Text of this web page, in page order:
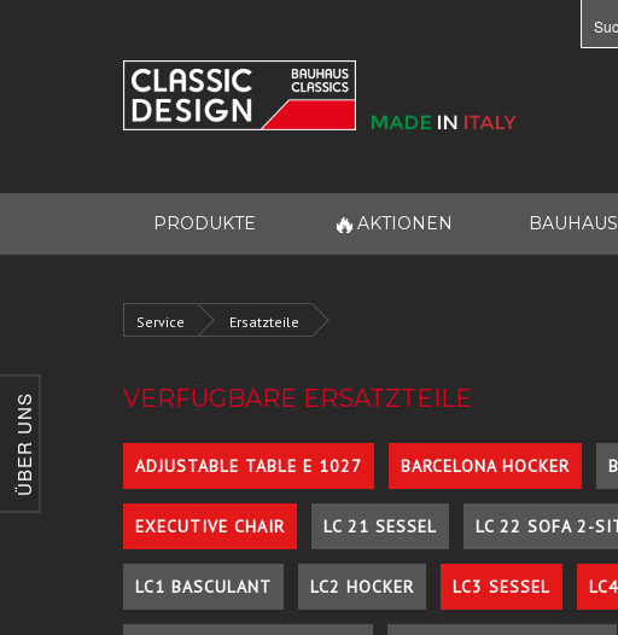
ÜBER UNS
PRODUKTE 🔥 AKTIONEN
Service Ersatzteile
VERFÜGBARE ERSATZTEILE
ADJUSTABLE TABLE E 1027 BARCELONA HOCKER
EXECUTIVE CHAIR LC 21 SESSEL LC 22 SOFA 2-
LC1 BASCULANT LC2 HOCKER LC3 SESSEL